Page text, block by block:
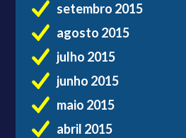
setembro 2015
agosto 2015
julho 2015
junho 2015
maio 2015
abril 2015